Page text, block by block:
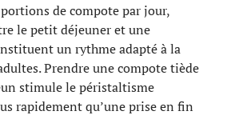
de compote par jour,
le petit déjeuner et une
un rythme adapté à la
Prendre une compote tiède
stimule le péristaltisme
rapidement qu’une prise en fin